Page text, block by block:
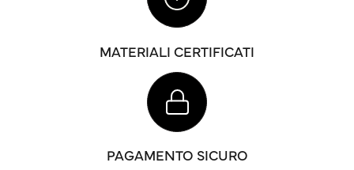
MATERIALI CERTIFICATI
PAGAMENTO SICURO